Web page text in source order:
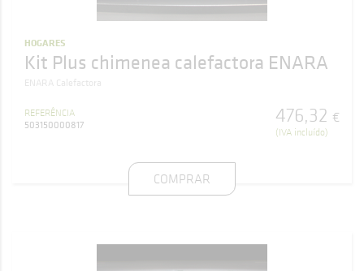
HOGARES
Kit Plus chimenea calefactora ENARA
ENARA Calefactora
REFERÊNCIA
503150000817
476,32 €
(IVA incluído)
COMPRAR